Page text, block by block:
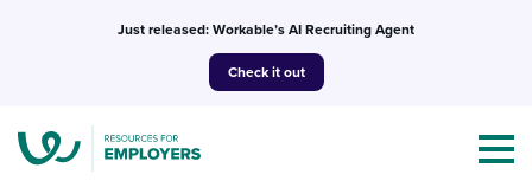
Just released: Workable’s AI Recruiting Agent
Check it out